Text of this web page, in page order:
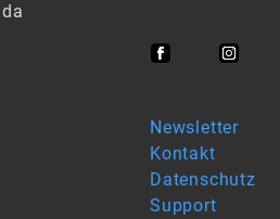
Newsletter
Kontakt
Datenschutz
Support